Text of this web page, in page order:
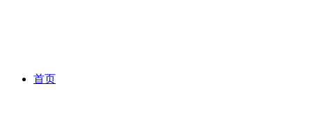
首页